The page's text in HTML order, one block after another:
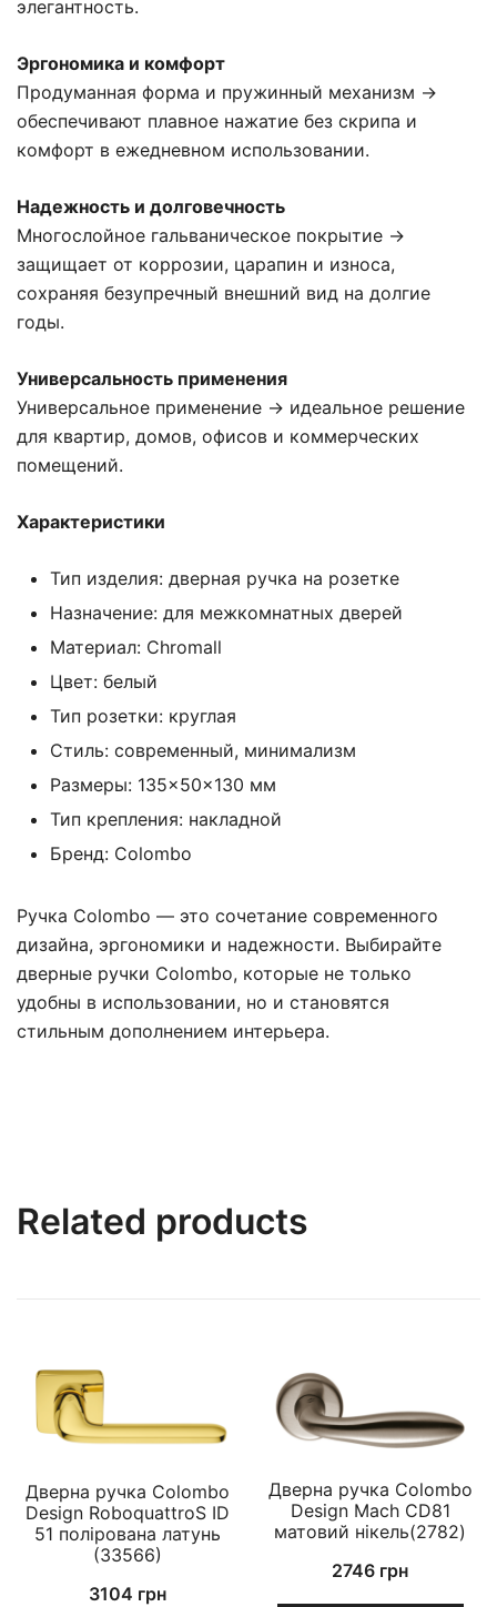
элегантность.
Эргономика и комфорт
Продуманная форма и пружинный механизм →
обеспечивают плавное нажатие без скрипа и
комфорт в ежедневном использовании.
Надежность и долговечность
Многослойное гальваническое покрытие →
защищает от коррозии, царапин и износа,
сохраняя безупречный внешний вид на долгие
годы.
Универсальность применения
Универсальное применение → идеальное решение
для квартир, домов, офисов и коммерческих
помещений.
Характеристики
Тип изделия: дверная ручка на розетке
Назначение: для межкомнатных дверей
Материал: Chromall
Цвет: белый
Тип розетки: круглая
Стиль: современный, минимализм
Размеры: 135×50×130 мм
Тип крепления: накладной
Бренд: Colombo
Ручка Colombo — это сочетание современного
дизайна, эргономики и надежности. Выбирайте
дверные ручки Colombo, которые не только
удобны в использовании, но и становятся
стильным дополнением интерьера.
Related products
Дверна ручка Colombo
Design RoboquattroS ID
51 полірована латунь
(33566)
3104 грн
Дверна ручка Colombo
Design Mach CD81
матовий нікель(2782)
2746 грн